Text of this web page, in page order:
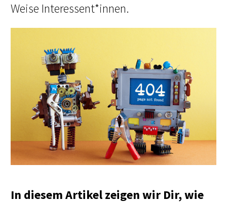
Weise Interessent*innen.
In diesem Artikel zeigen wir Dir, wie